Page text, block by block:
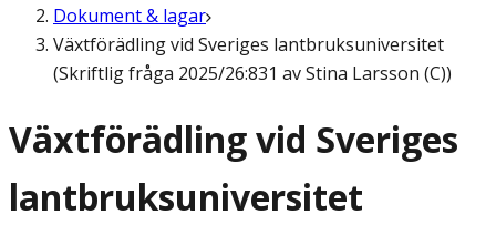
Dokument & lagar
Växtförädling vid Sveriges lantbruksuniversitet
(Skriftlig fråga 2025/26:831 av Stina Larsson (C))
Växtförädling vid Sveriges
lantbruksuniversitet